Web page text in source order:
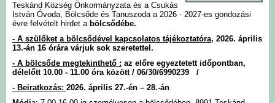
Falutörténet
Önkormányzat
Teskánd Község Önkormányzata és a Csukás
István Óvoda, Bölcsőde és Tanuszoda a 2026 - 2027-es gondozási
évre felvételt hirdet a bölcsődébe.
- A szülőket a bölcsődével kapcsolatos tájékoztatóra, 2026. április
13.-án 16 órára várjuk sok szeretettel.
- A bölcsőde megtekinthető : az előre egyeztetett időpontban,
délelőtt 10.00 - 11.00 óra között / 06/30/6990239 /
- Beiratkozás: 2026. április 27.-én – 28.-án